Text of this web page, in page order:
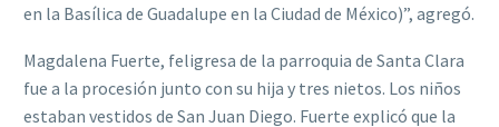
en la Basílica de Guadalupe en la Ciudad de México)”, agregó.
Magdalena Fuerte, feligresa de la parroquia de Santa Clara
fue a la procesión junto con su hija y tres nietos. Los niños
estaban vestidos de San Juan Diego. Fuerte explicó que la